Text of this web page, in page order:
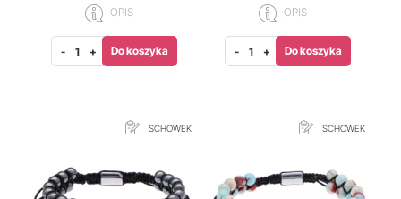
OPIS
- + Do koszyka
OPIS
- + Do koszyka
SCHOWEK SCHOWEK